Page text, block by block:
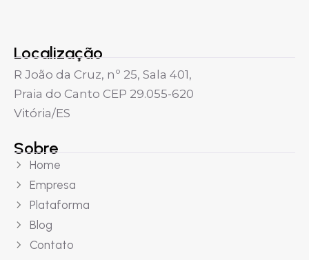
Localização
R João da Cruz, nº 25, Sala 401,
Praia do Canto CEP 29.055-620
Vitória/ES
Sobre
Home
Empresa
Plataforma
Blog
Contato